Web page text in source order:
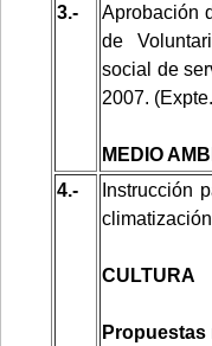
3.-
Aprobación
de
social de
2007.
MEDIO
4.-
Instrucción
CULTURA
Propuestas